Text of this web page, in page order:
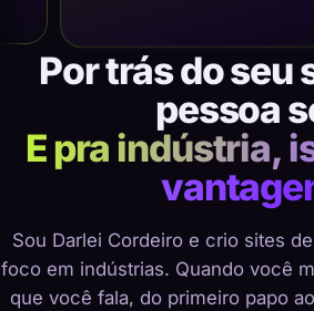
Por trás do seu
pessoa
E pra indústria,
Sou Darlei Cordeiro e crio sites
foco em indústrias. Quando você
que você fala, do primeiro papo